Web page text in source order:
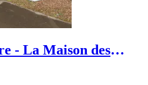
- La Maison des